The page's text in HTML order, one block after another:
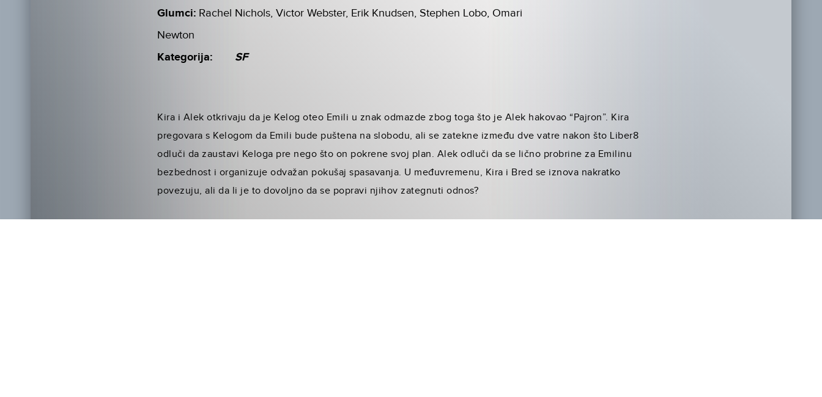
Glumci: Rachel Nichols, Victor Webster, Erik Knudsen, Stephen Lobo, Omari
Newton
Kategorija: SF
Kira i Alek otkrivaju da je Kelog oteo Emili u znak odmazde zbog toga što je Alek hakovao “Pajron”. Kira
pregovara s Kelogom da Emili bude puštena na slobodu, ali se zatekne između dve vatre nakon što Liber8
odluči da zaustavi Keloga pre nego što on pokrene svoj plan. Alek odluči da se lično probrine za Emilinu
bezbednost i organizuje odvažan pokušaj spasavanja. U međuvremenu, Kira i Bred se iznova nakratko
povezuju, ali da li je to dovoljno da se popravi njihov zategnuti odnos?